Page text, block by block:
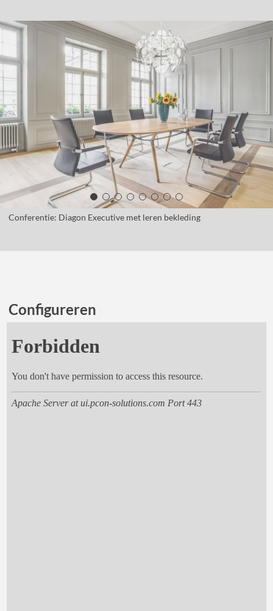
Conferentie: Diagon Executive met leren bekleding
Configureren